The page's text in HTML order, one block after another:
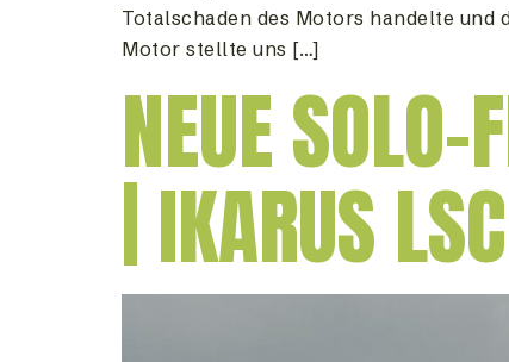
Totalschaden des Motors handelte und
Motor stellte uns […]
NEUE
| IKARUS